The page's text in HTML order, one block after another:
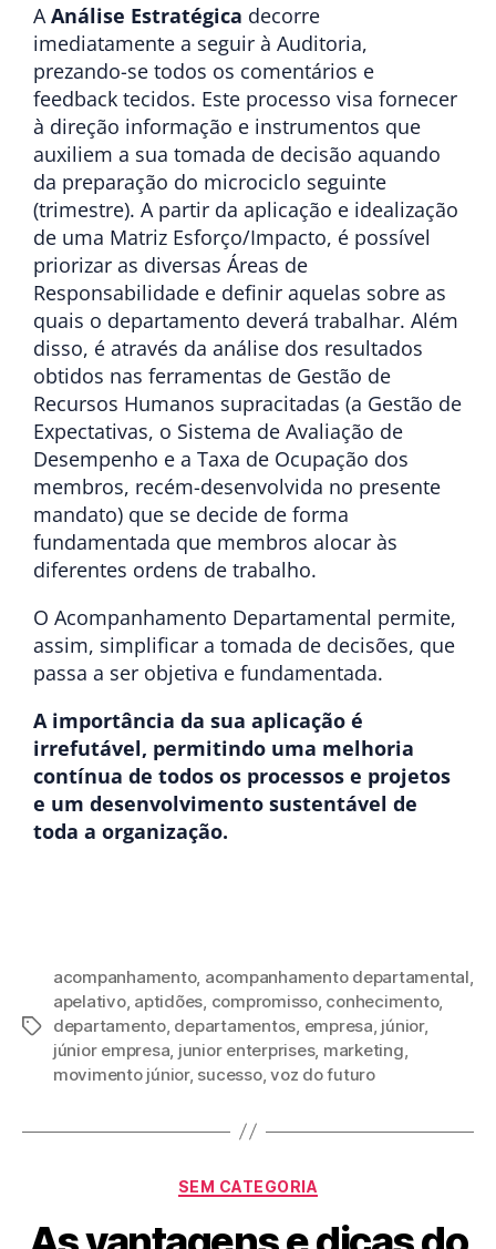
A Análise Estratégica decorre
imediatamente a seguir à Auditoria,
prezando-se todos os comentários e
feedback tecidos. Este processo visa fornecer
à direção informação e instrumentos que
auxiliem a sua tomada de decisão aquando
da preparação do microciclo seguinte
(trimestre). A partir da aplicação e idealização
de uma Matriz Esforço/Impacto, é possível
priorizar as diversas Áreas de
Responsabilidade e definir aquelas sobre as
quais o departamento deverá trabalhar. Além
disso, é através da análise dos resultados
obtidos nas ferramentas de Gestão de
Recursos Humanos supracitadas (a Gestão de
Expectativas, o Sistema de Avaliação de
Desempenho e a Taxa de Ocupação dos
membros, recém-desenvolvida no presente
mandato) que se decide de forma
fundamentada que membros alocar às
diferentes ordens de trabalho.
O Acompanhamento Departamental permite,
assim, simplificar a tomada de decisões, que
passa a ser objetiva e fundamentada.
A importância da sua aplicação é
irrefutável, permitindo uma melhoria
contínua de todos os processos e projetos
e um desenvolvimento sustentável de
toda a organização.
acompanhamento, acompanhamento departamental
apelativo, aptidões compromisso, conhecimento,
departamento, departamentos empresa júnior,
júnior empresa junior enterprises, marketing
movimento júnior, sucesso,voz do futuro
SEM CATEGORIA